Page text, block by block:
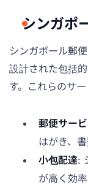
シンガポ
シンガポール郵
設計された包括
す。これらのサ
郵便サー
はがき、書
小包配達:
が高く効